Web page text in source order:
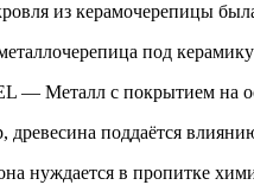
из керамочерепицы
под
— Металл с покрытием на
древесина поддаётся
нуждается в пропитке